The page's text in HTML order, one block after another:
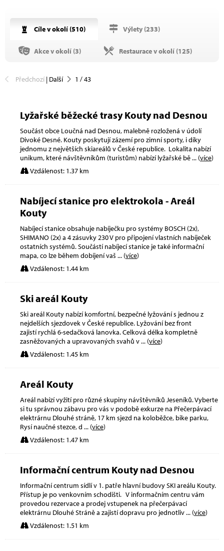
Cíle v okolí (510) Výlety (233)
Akce v okolí (3) Restaurace v okolí (125)
Předchozí | Další 1 /43
Lyžařské běžecké trasy Kouty nad Desnou
Součást obce Loučná nad Desnou, malebně rozložená v údolí
Divoké Desné. Kouty poskytují zázemí pro zimní sporty, i díky
jednomu z největších skiareálů v České republice. Lokalita nabízí
unikum, které návštěvníkům (turistům) nabízí lyžařské bě... (více)
Vzdálenost: 1.37 km
Nabíjecí stanice pro elektrokola - Areál
Kouty
Nabíjecí stanice obsahuje nabíječku pro systémy BOSCH (2x),
SHIMANO (2x) a 4 zásuvky 230 V pro připojení vlastních nabíječek
ostatních systémů. Součástí nabíjecí stanice je také informační
mapa, co lze během dobíjení vaš ... (více)
Vzdálenost: 1.44 km
Ski areál Kouty
Ski areál Kouty nabízí komfortní, bezpečné lyžování s jednou z
nejdelších sjezdovek v České republice. Lyžování bez front
zajistí rychlá 6-sedačková lanovka. Celková délka kompletně
zasněžovaných a upravovaných svahů v... (více)
Vzdálenost: 1.45 km
Areál Kouty
Areál nabízí vyžití pro různé skupiny návštěvníků Jeseníků. Vyberte
si tu správnou zábavu pro vás v podobě exkurze na Přečerpávací
elektrárnu Dlouhé stráně, 17 km sjezd na koloběžce, bike parku,
Rysí naučné stezce, d ... (více)
Vzdálenost: 1.47 km
Informační centrum Kouty nad Desnou
Informační centrum sídlí v 1. patře hlavní budovy SKI areálu Kouty.
Přístup je po venkovním schodišti. V informačním centru vám
provedou rezervace a prodej vstupenek na přečerpávací
elektrárnu Dlouhé Stráně a zajistí dopravu pro jednotliv... (více)
Vzdálenost: 1.51 km